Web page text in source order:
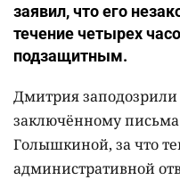
заявил, что его
течение четырех
подзащитным.
Дмитрия
заключённому
Голышкиной, за что
административной